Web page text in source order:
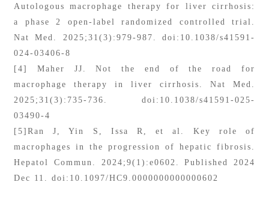
Autologous macrophage therapy for liver cirrhosis:
a phase 2 open-label randomized controlled trial.
Nat Med. 2025;31(3):979-987. doi:10.1038/s41591-
024-03406-8
[4] Maher JJ. Not the end of the road for
macrophage therapy in liver cirrhosis. Nat Med.
2025;31(3):735-736. doi:10.1038/s41591-025-
03490-4
[5]Ran J, Yin S, Issa R, et al. Key role of
macrophages in the progression of hepatic fibrosis.
Hepatol Commun. 2024;9(1):e0602. Published 2024
Dec 11. doi:10.1097/HC9.0000000000000602